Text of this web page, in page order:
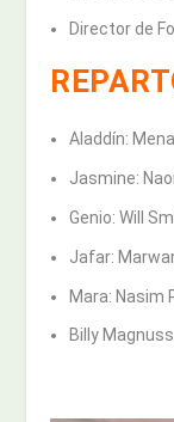
Director de
Aladdín:
Jasmine:
Genio: Will
Jafar:
Mara: Nasim
Billy